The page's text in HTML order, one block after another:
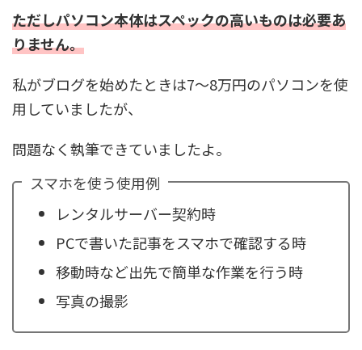
ただしパソコン本体はスペックの高いものは必要あ
りません。
私がブログを始めたときは7〜8万円のパソコンを使
用していましたが、
問題なく執筆できていましたよ。
スマホを使う使用例
レンタルサーバー契約時
PCで書いた記事をスマホで確認する時
移動時など出先で簡単な作業を行う時
写真の撮影